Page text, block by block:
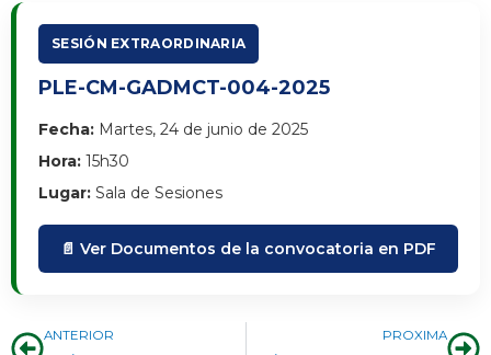
SESIÓN EXTRAORDINARIA
PLE-CM-GADMCT-004-2025
Fecha: Martes, 24 de junio de 2025
Hora: 15h30
Lugar: Sala de Sesiones
📄 Ver Documentos de la convocatoria en PDF
Prev
ANTERIOR PROXIMA